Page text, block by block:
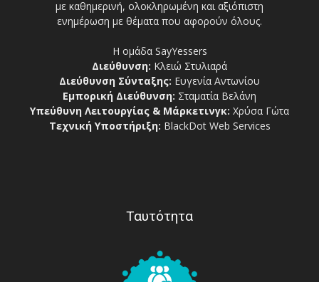
με καθημερινή, ολοκληρωμένη και αξιόπιστη
ενημέρωση με θέματα που αφορούν όλους.
Η ομάδα SayYessers
Διεύθυνση: Κλειώ Στυλιαρά
Διεύθυνση Σύνταξης: Ευγενία Αντωνίου
Εμπορική Διεύθυνση: Σταματία Βελάνη
Υπεύθυνη Λειτουργίας & Μάρκετινγκ: Χρύσα Γώτα
Τεχνική Υποστήριξη: BlackDot Web Services
Ταυτότητα